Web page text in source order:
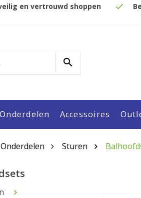
en vertrouwd shoppen
Onderdelen Accessoires
Onderdelen Sturen